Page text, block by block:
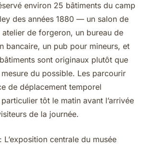
environ 25 bâtiments du camp
des années 1880 — un salon de
de forgeron, un bureau de
bancaire, un pub pour mineurs, et
sont originaux plutôt que
du possible. Les parcourir
de déplacement temporel
tôt le matin avant l’arrivée
de la journée.
: L’exposition centrale du musée